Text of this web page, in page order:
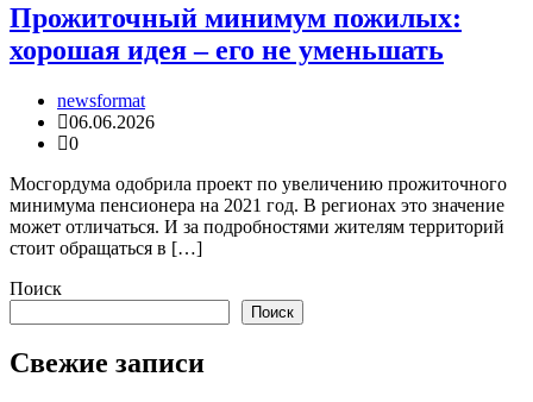
Прожиточный минимум пожилых:
хорошая идея – его не уменьшать
newsformat
06.06.2026
0
Мосгордума одобрила проект по увеличению прожиточного
минимума пенсионера на 2021 год. В регионах это значение
может отличаться. И за подробностями жителям территорий
стоит обращаться в […]
Поиск
Поиск
Свежие записи